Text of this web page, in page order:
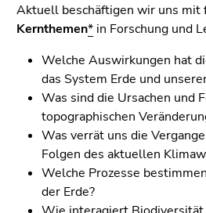
Aktuell beschäftigen wir uns mit
Kernthemen* in Forschung und
Welche Auswirkungen hat
das System Erde und
Was sind die Ursachen und
topographischen
Was verrät uns die
Folgen des aktuellen
Welche Prozesse
der Erde?